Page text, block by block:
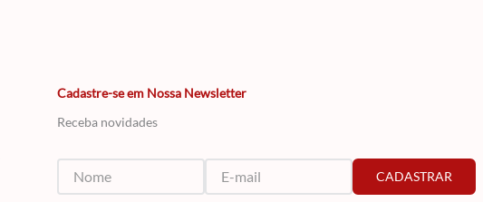
Cadastre-se em Nossa Newsletter
Receba novidades
CADASTRAR